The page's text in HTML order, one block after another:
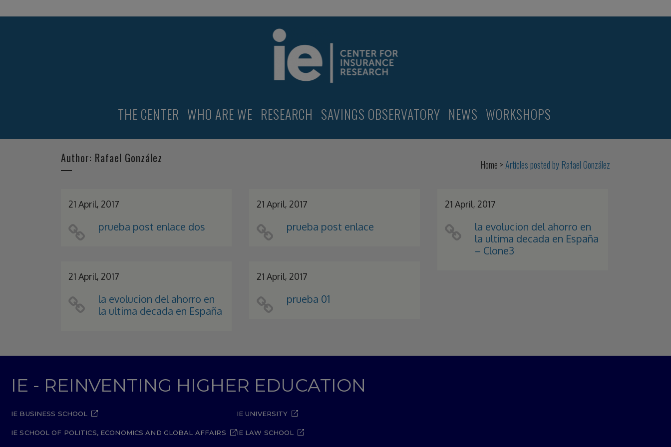
THE CENTER WHO ARE WE RESEARCH SAVINGS OBSERVATORY NEWS WORKSHOPS
Author: Rafael González Home > Articles posted by Rafael González
21 April, 2017
prueba post enlace dos
21 April, 2017
prueba post enlace
21 April, 2017
la evolucion del ahorro en
la ultima decada en España
– Clone3
21 April, 2017
la evolucion del ahorro en
la ultima decada en España
21 April, 2017
prueba 01
IE - REINVENTING HIGHER EDUCATION
IE BUSINESS SCHOOL
IE SCHOOL OF POLITICS, ECONOMICS AND GLOBAL AFFAIRS
IE UNIVERSITY
IE LAW SCHOOL